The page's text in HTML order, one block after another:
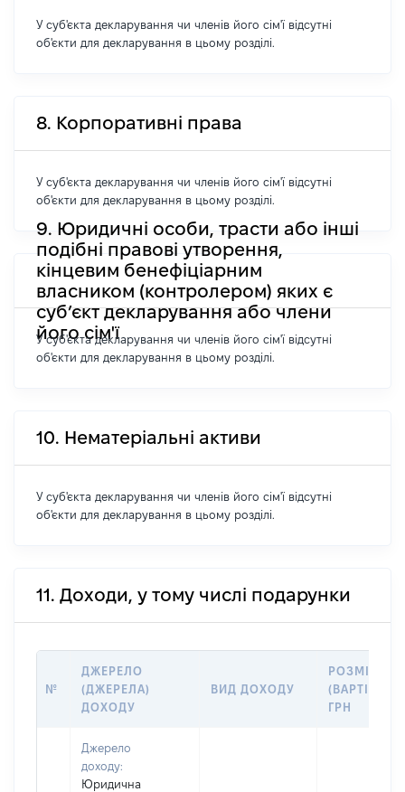
У суб'єкта декларування чи членів його сім'ї відсутні
об'єкти для декларування в цьому розділі.
8. Корпоративні права
У суб'єкта декларування чи членів його сім'ї відсутні
об'єкти для декларування в цьому розділі.
9. Юридичні особи, трасти або інші
подібні правові утворення,
кінцевим бенефіціарним
власником (контролером) яких є
суб’єкт декларування або члени
його сім'ї
У суб'єкта декларування чи членів його сім'ї відсутні
об'єкти для декларування в цьому розділі.
10. Нематеріальні активи
У суб'єкта декларування чи членів його сім'ї відсутні
об'єкти для декларування в цьому розділі.
11. Доходи, у тому числі подарунки
№
ДЖЕРЕЛО
(ДЖЕРЕЛА)
ДОХОДУ
ВИД ДОХОДУ
РОЗМІР
(ВАРТІСТЬ),
ГРН
Джерело
доходу:
Юридична